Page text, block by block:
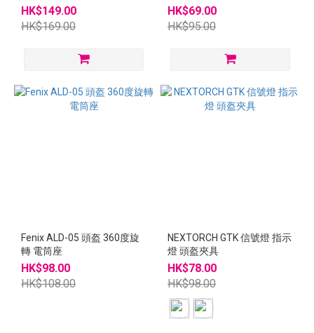
HK$149.00
HK$169.00
HK$69.00
HK$95.00
Fenix ALD-05 頭盔 360度旋
轉 電筒座
HK$98.00
HK$108.00
NEXTORCH GTK 信號燈 指示
燈 頭盔夾具
HK$78.00
HK$98.00